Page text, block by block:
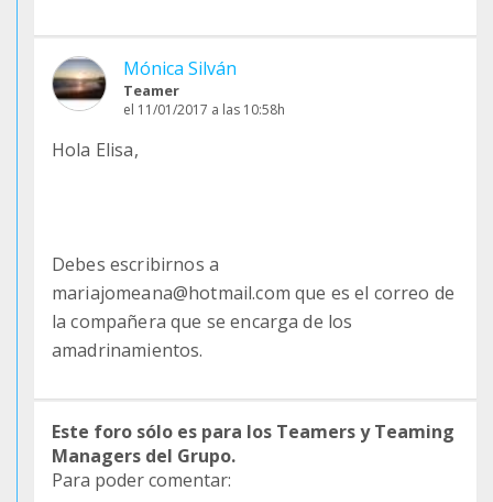
Mónica Silván
Teamer
el 11/01/2017 a las 10:58h
Hola Elisa,
Debes escribirnos a
mariajomeana@hotmail.com que es el correo de
la compañera que se encarga de los
amadrinamientos.
Este foro sólo es para los Teamers y Teaming
Managers del Grupo.
Para poder comentar: